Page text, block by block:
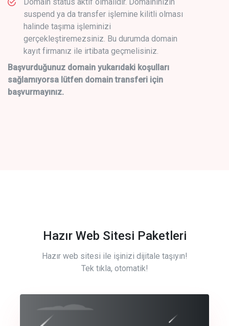
suspend ya da transfer işlemine kilitli olması
halinde taşıma işleminizi
gerçekleştiremezsiniz. Bu durumda domain
kayıt firmanız ile irtibata geçmelisiniz.
Başvurduğunuz domain yukarıdaki koşulları
sağlamıyorsa lütfen domain transferi için
başvurmayınız.
Hazır Web Sitesi Paketleri
Hazır web sitesi ile işinizi dijitale taşıyın!
Tek tıkla, otomatik!